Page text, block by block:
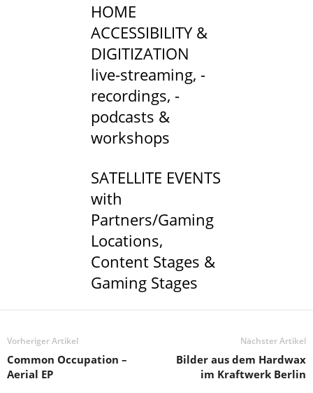
HOME
ACCESSIBILITY &
DIGITIZATION
live-streaming, -
recordings, -
podcasts &
workshops
SATELLITE EVENTS
with
Partners/Gaming
Locations,
Content Stages &
Gaming Stages
Vorheriger Artikel
Common Occupation –
Aerial EP
Nächster Artikel
Bilder aus dem Hardwax
im Kraftwerk Berlin